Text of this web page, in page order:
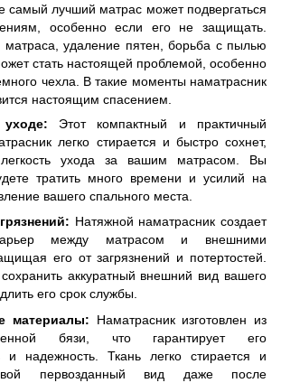
лучший матрас может подвергаться
особенно если его не защищать.
матраса, удаление пятен, борьба с пылью
стать настоящей проблемой, особенно
чехла. В такие моменты наматрасник
настоящим спасением.
Этот компактный и практичный
легко стирается и быстро сохнет,
легкость ухода за вашим матрасом. Вы
тратить много времени и усилий на
вашего спального места.
Натяжной наматрасник создает
между матрасом и внешними
его от загрязнений и потертостей.
аккуратный внешний вид вашего
его срок службы.
материалы: Наматрасник изготовлен из
бязи, что гарантирует его
и надежность. Ткань легко стирается и
первозданный вид даже после